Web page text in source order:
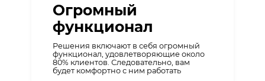
Огромный
функционал
Решения включают в себя огромный
функционал, удовлетворяющие около
80% клиентов. Следовательно, вам
будет комфортно с ним работать